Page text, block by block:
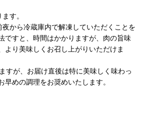
す。
から冷蔵庫内で解凍していただくことを
ですと、時間はかかりますが、肉の旨味
より美味しくお召し上がりいただけま
すが、お届け直後は特に美味しく味わっ
早めの調理をお奨めいたします。